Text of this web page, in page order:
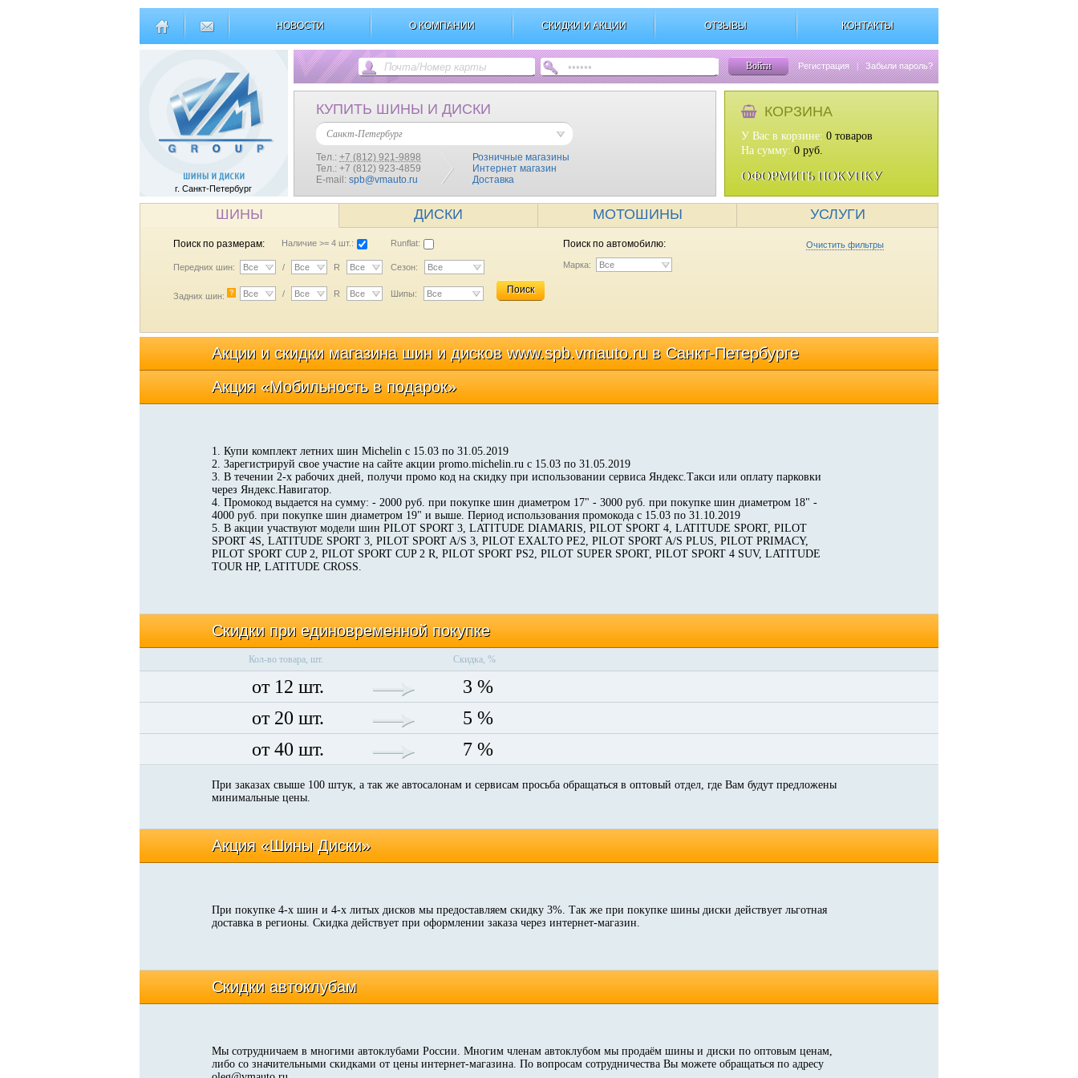
НОВОСТИ О КОМПАНИИ СКИДКИ И АКЦИИ ОТЗЫВЫ КОНТАКТЫ
г. Санкт-Петербург
Войти Регистрация | Забыли пароль?
КУПИТЬ ШИНЫ И ДИСКИ
Санкт-Петербург
Тел.: +7 (812) 921-9898
Тел.: +7 (812) 923-4859
E-mail: spb@vmauto.ru
Розничные магазины
Интернет магазин
Доставка
КОРЗИНА
У Вас в корзине: 0 товаров
На сумму: 0 руб.
ОФОРМИТЬ ПОКУПКУ
ШИНЫ ДИСКИ МОТОШИНЫ УСЛУГИ
Поиск по размерам: Наличие >= 4 шт.: Runflat:
Передних шин: Все / Все R Все Сезон: Все
Задних шин: ? Все / Все R Все Шипы: Все Поиск
Поиск по автомобилю: Очистить фильтры
Марка: Все
Акции и скидки магазина шин и дисков www.spb.vmauto.ru в Санкт-Петербурге
Акция «Мобильность в подарок»
1. Купи комплект летних шин Michelin с 15.03 по 31.05.2019
2. Зарегистрируй свое участие на сайте акции promo.michelin.ru с 15.03 по 31.05.2019
3. В течении 2-х рабочих дней, получи промо код на скидку при использовании сервиса Яндекс.Такси или оплату парковки
через Яндекс.Навигатор.
4. Промокод выдается на сумму: - 2000 руб. при покупке шин диаметром 17" - 3000 руб. при покупке шин диаметром 18" -
4000 руб. при покупке шин диаметром 19" и выше. Период использования промокода с 15.03 по 31.10.2019
5. В акции участвуют модели шин PILOT SPORT 3, LATITUDE DIAMARIS, PILOT SPORT 4, LATITUDE SPORT, PILOT
SPORT 4S, LATITUDE SPORT 3, PILOT SPORT A/S 3, PILOT EXALTO PE2, PILOT SPORT A/S PLUS, PILOT PRIMACY,
PILOT SPORT CUP 2, PILOT SPORT CUP 2 R, PILOT SPORT PS2, PILOT SUPER SPORT, PILOT SPORT 4 SUV, LATITUDE
TOUR HP, LATITUDE CROSS.
Скидки при единовременной покупке
Кол-во товара, шт. Скидка, %
от 12 шт.
3 %
от 20 шт.
5 %
от 40 шт.
7 %
При заказах свыше 100 штук, а так же автосалонам и сервисам просьба обращаться в оптовый отдел, где Вам будут предложены
минимальные цены.
Акция «Шины Диски»
При покупке 4-х шин и 4-х литых дисков мы предоставляем скидку 3%. Так же при покупке шины диски действует льготная
доставка в регионы. Скидка действует при оформлении заказа через интернет-магазин.
Скидки автоклубам
Мы сотрудничаем в многими автоклубами России. Многим членам автоклубом мы продаём шины и диски по оптовым ценам,
либо со значительными скидками от цены интернет-магазина. По вопросам сотрудничества Вы можете обращаться по адресу